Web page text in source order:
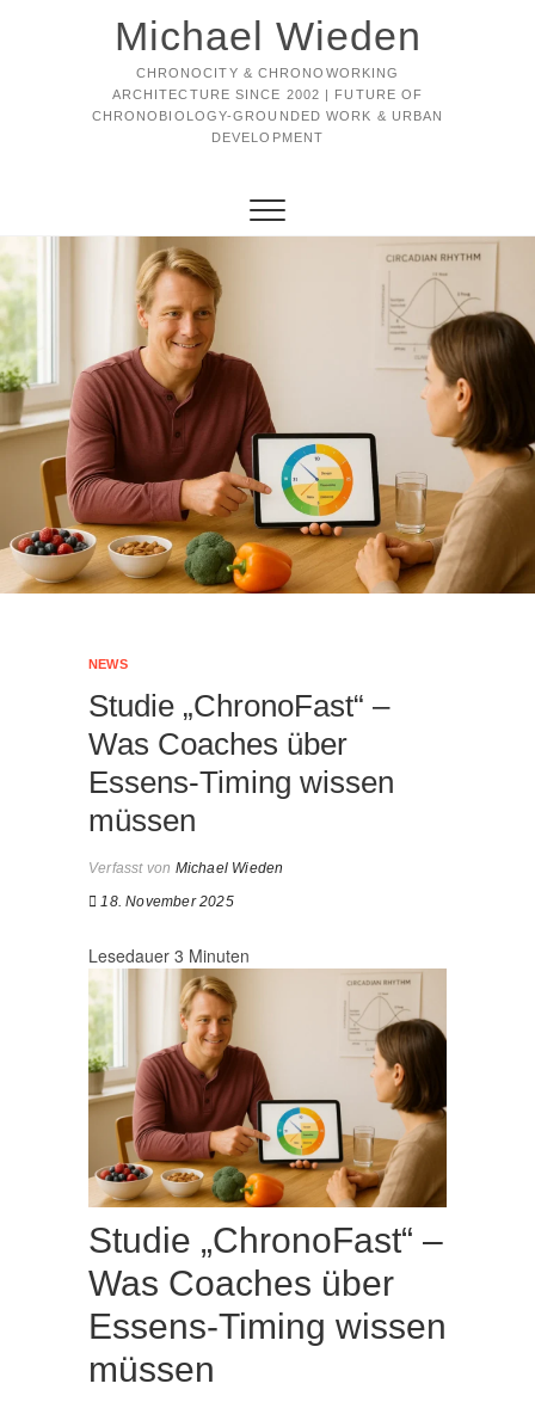
Michael Wieden
CHRONOCITY & CHRONOWORKING
ARCHITECTURE SINCE 2002 | FUTURE OF
CHRONOBIOLOGY-GROUNDED WORK & URBAN
DEVELOPMENT
NEWS
Studie „ChronoFast“ –
Was Coaches über
Essens-Timing wissen
müssen
Verfasst von Michael Wieden
18. November 2025
Lesedauer 3 Minuten
Studie „ChronoFast“ –
Was Coaches über
Essens-Timing wissen
müssen